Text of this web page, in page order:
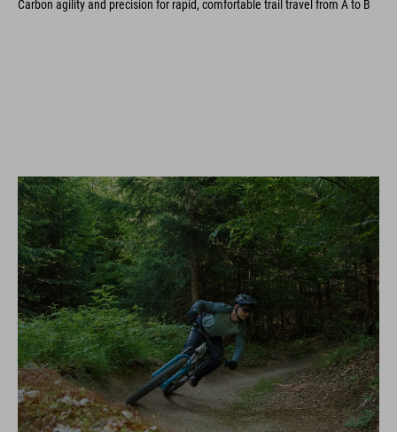
Carbon agility and precision for rapid, comfortable trail travel from A to B